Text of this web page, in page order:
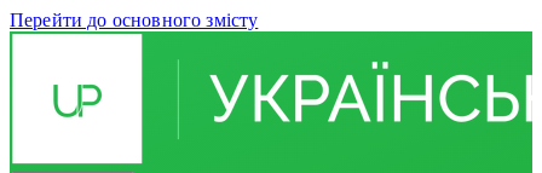
Перейти до основного змісту